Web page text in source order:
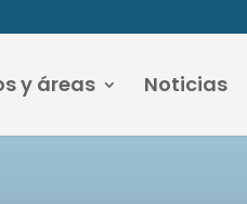
y áreas Noticias